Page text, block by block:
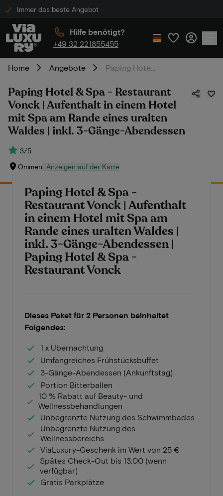
Immer das beste Angebot
Hilfe benötigt?
+49 32 221855455
Home Angebote
Paping Hotel & Spa - Restaurant
Vonck | Aufenthalt in einem Hotel
mit Spa am Rande eines uralten
Waldes | inkl. 3-Gänge-Abendessen
3/5
Ommen Anzeigen auf der Karte
Paping Hotel & Spa -
Restaurant Vonck | Aufenthalt
in einem Hotel mit Spa am
Rande eines uralten Waldes |
inkl. 3-Gänge-Abendessen |
Paping Hotel & Spa -
Restaurant Vonck
Dieses Paket für 2 Personen beinhaltet
Folgendes:
1 x Übernachtung
Umfangreiches Frühstücksbuffet
3-Gänge-Abendessen (Ankunftstag)
Portion Bitterballen
10 % Rabatt auf Beauty- und
Wellnessbehandlungen
Unbegrenzte Nutzung des Schwimmbades
Unbegrenzte Nutzung des
Wellnessbereichs
ViaLuxury-Geschenk im Wert von 25 €
Spätes Check-Out bis 13:00 (wenn
verfügbar)
Gratis Parkplätze